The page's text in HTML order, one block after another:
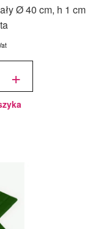
Ø 40 cm, h 1 cm
+